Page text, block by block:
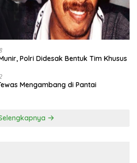
Polri Didesak Bentuk Tim Khusus
Mengambang di Pantai